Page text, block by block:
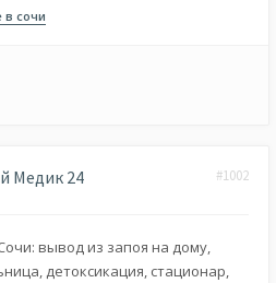
в сочи
Медик 24 #1002
вывод из запоя на дому,
детоксикация, стационар,